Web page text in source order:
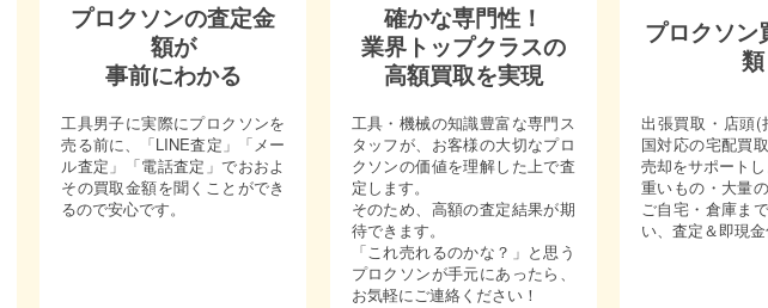
プロクソンの査定金
額が
事前にわかる
工具男子に実際にプロクソンを
売る前に、「LINE査定」「メー
ル査定」「電話査定」でおおよ
その買取金額を聞くことができ
るので安心です。
確かな専門性！
業界トップクラスの
高額買取を実現
工具・機械の知識豊富な専門ス
タッフが、お客様の大切なプロ
クソンの価値を理解した上で査
定します。
そのため、高額の査定結果が期
待できます。
「これ売れるのかな？」と思う
プロクソンが手元にあったら、
お気軽にご連絡ください！
プロクソン
類
出張買取・店頭(
国対応の宅配買
売却をサポートし
重いもの・大量
ご自宅・倉庫ま
い、査定＆即現金